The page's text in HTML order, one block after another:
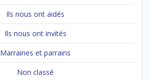
Ils nous ont aidés
Ils nous ont invités
Marraines et parrains
Non classé